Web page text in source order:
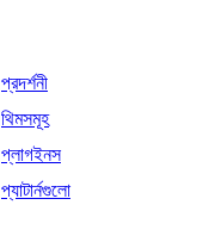
প্রদর্শনী
থিমসমূহ
প্লাগইনস
প্যাটার্নগুলো